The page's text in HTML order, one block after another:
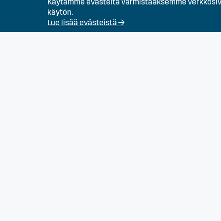
käytön.
Lue lisää evästeistä →